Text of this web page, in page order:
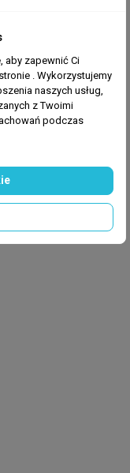
aby zapewnić Ci
. Wykorzystujemy
naszych usług,
z Twoimi
podczas